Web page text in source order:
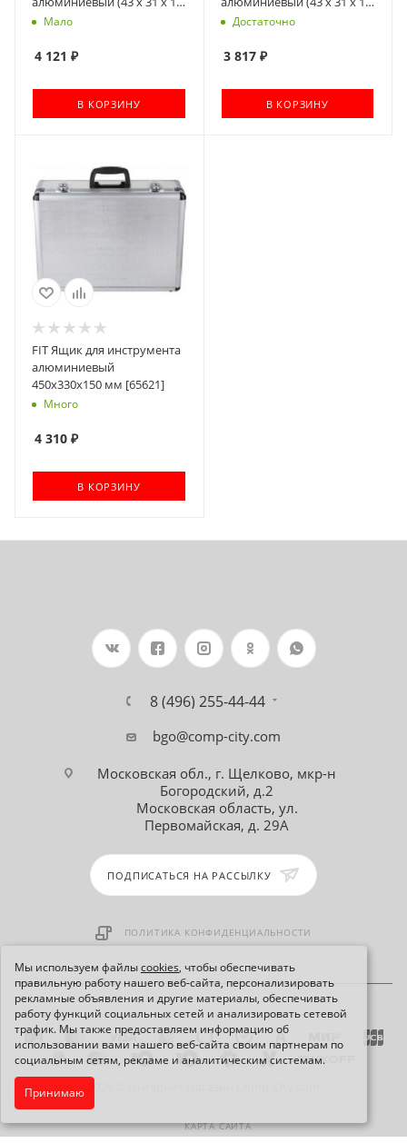
Мы используем файлыcookies, чтобы обеспечивать
правильную работу нашего веб-сайта, персонализировать
рекламные объявления и другие материалы, обеспечивать
работу функций социальных сетей и анализировать сетевой
трафик. Мы также предоставляем информацию об
использовании вами нашего веб-сайта своим партнерам по
социальным сетям, рекламе и аналитическим системам.
Принимаю
см) [65620]
Мало
4 121 ₽
В КОРЗИНУ
см) черный [65630]
Достаточно
3 817₽
В КОРЗИНУ
FIT Ящик для инструмента
алюминиевый
450х330х150 мм [65621]
Много
4 310 ₽
В КОРЗИНУ
8 (496) 255-44-44
bgo@comp-city.com
Московская обл., г. Щелково, мкр-н
Богородский, д.2
Московская область, ул.
Первомайская, д. 29А
ПОДПИСАТЬСЯ НА РАССЫЛКУ
ПОЛИТИКА КОНФИДЕНЦИАЛЬНОСТИ
КАРТА САЙТА